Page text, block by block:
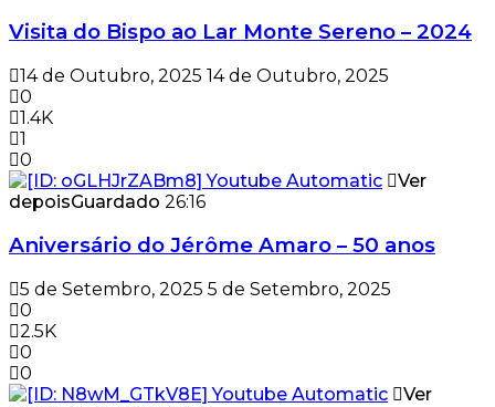
Visita do Bispo ao Lar Monte Sereno – 2024
14 de Outubro, 2025 14 de Outubro, 2025
0
1.4K
1
0
Ver
depoisGuardado 26:16
Aniversário do Jérôme Amaro – 50 anos
5 de Setembro, 2025 5 de Setembro, 2025
0
2.5K
0
0
Ver